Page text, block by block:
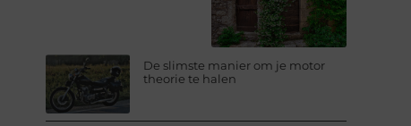
De slimste manier om je motor
theorie te halen